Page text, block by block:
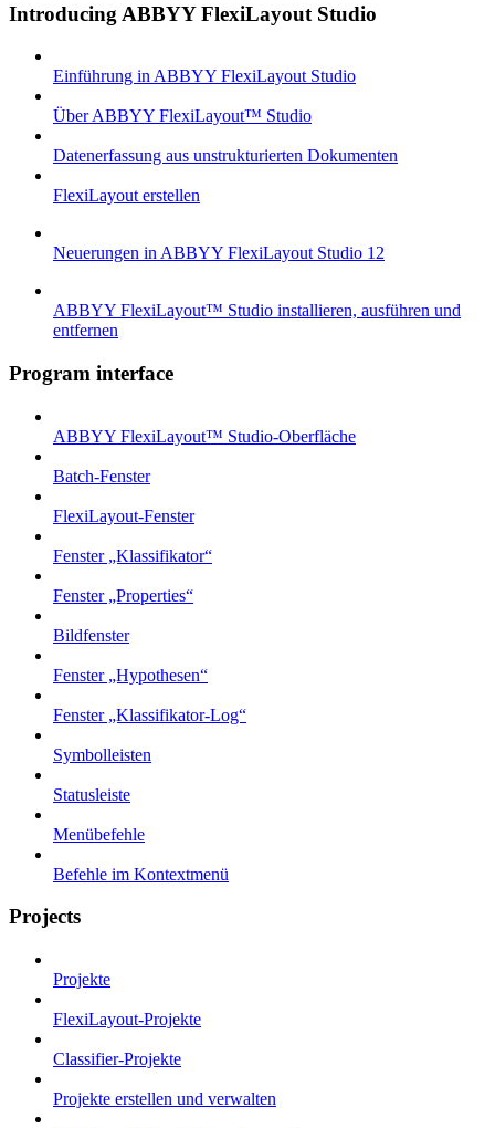
Introducing ABBYY FlexiLayout Studio
Einführung in ABBYY FlexiLayout Studio
Über ABBYY FlexiLayout™ Studio
Datenerfassung aus unstrukturierten Dokumenten
FlexiLayout erstellen
Neuerungen in ABBYY FlexiLayout Studio 12
ABBYY FlexiLayout™ Studio installieren, ausführen und
entfernen
Program interface
ABBYY FlexiLayout™ Studio-Oberfläche
Batch-Fenster
FlexiLayout-Fenster
Fenster „Klassifikator“
Fenster „Properties“
Bildfenster
Fenster „Hypothesen“
Fenster „Klassifikator-Log“
Symbolleisten
Statusleiste
Menübefehle
Befehle im Kontextmenü
Projects
Projekte
FlexiLayout-Projekte
Classifier-Projekte
Projekte erstellen und verwalten